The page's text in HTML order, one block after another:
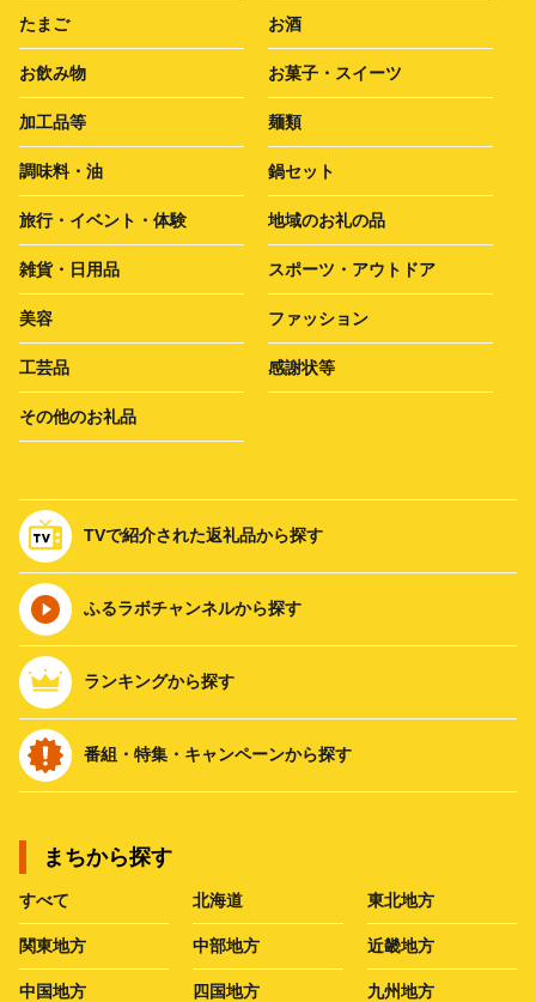
たまご お酒
お飲み物 お菓子・スイーツ
加工品等 麺類
調味料・油 鍋セット
旅行・イベント・体験 地域のお礼の品
雑貨・日用品 スポーツ・アウトドア
美容 ファッション
工芸品 感謝状等
その他のお礼品
TVで紹介された返礼品から探す
ふるラボチャンネルから探す
ランキングから探す
番組・特集・キャンペーンから探す
まちから探す
すべて 北海道 東北地方
関東地方 中部地方 近畿地方
中国地方 四国地方 九州地方